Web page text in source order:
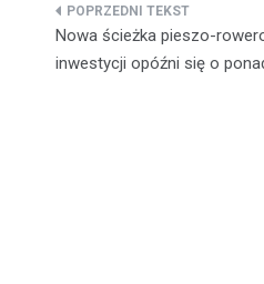
Nawigacja
wpisu
Nowa ścieżka pieszo-
inwestycji opóźni się o